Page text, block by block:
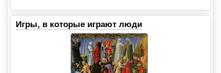
Игры, в которые играют люди